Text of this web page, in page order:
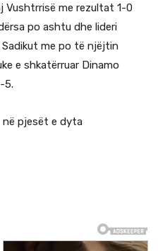
Vushtrrisë me rezultat 1-0
po ashtu dhe lideri
Sadikut me po të njëjtin
e shkatërruar Dinamo
5.
pjesët e dyta